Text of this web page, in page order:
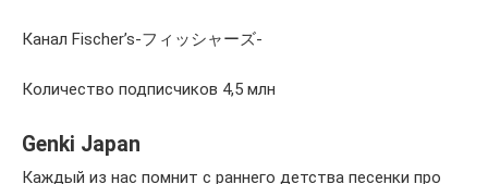
Канал Fischer’s-フィッシャーズ-
Количество подписчиков 4,5 млн
Genki Japan
Каждый из нас помнит с раннего детства песенки про